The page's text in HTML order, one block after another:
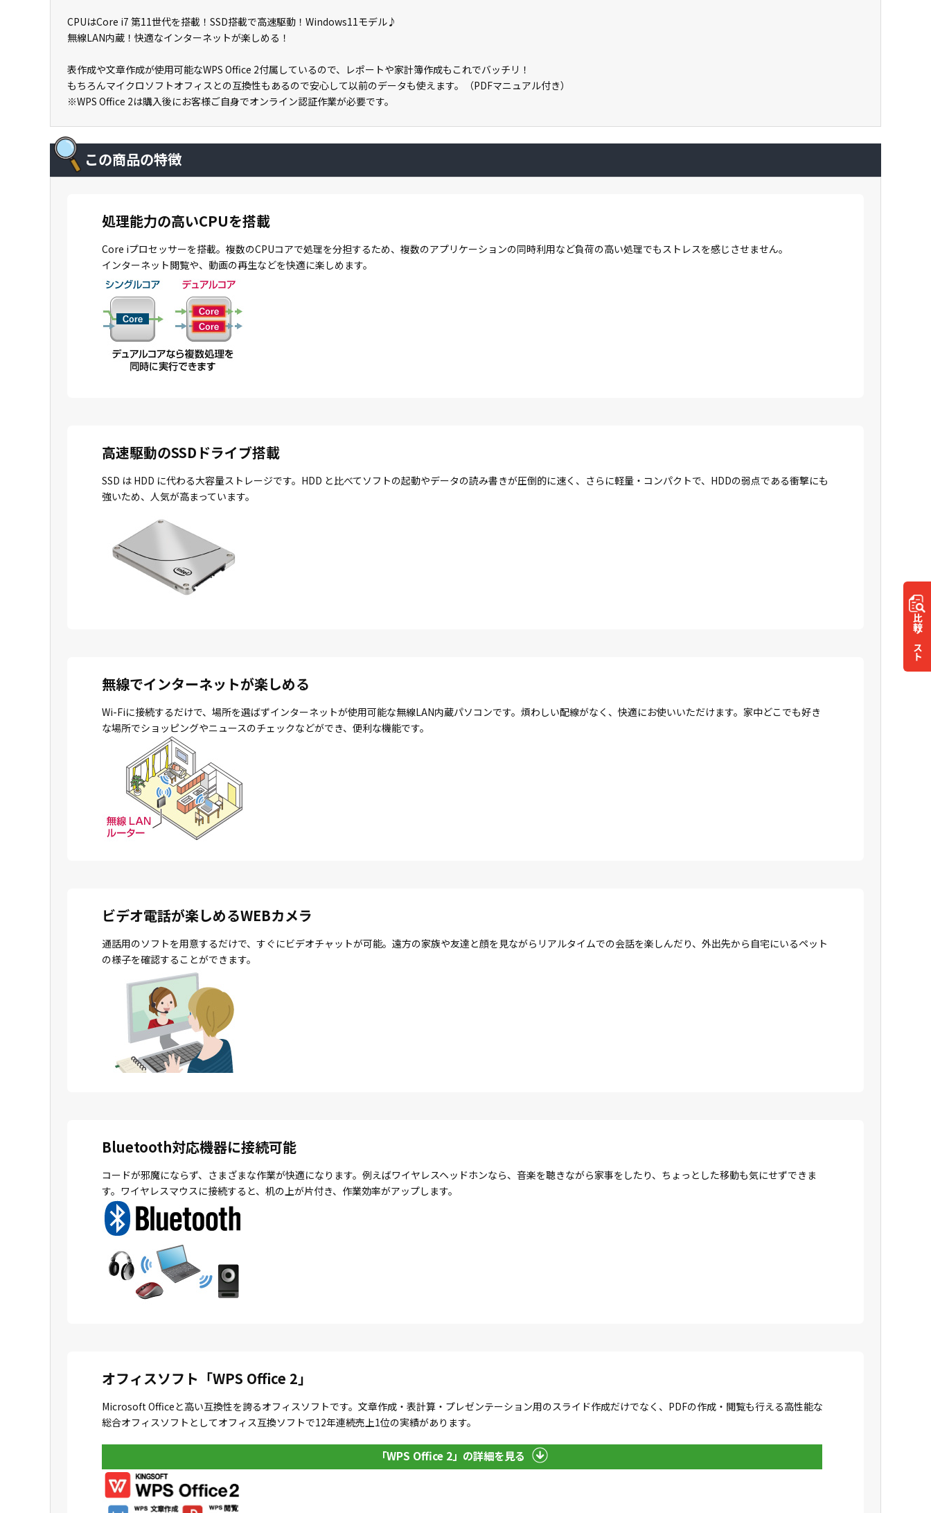
比較
リスト
CPUはCore i7 第11世代を搭載！SSD搭載で高速駆動！Windows11モデル♪
無線LAN内蔵！快適なインターネットが楽しめる！
表作成や文章作成が使用可能なWPS Office 2付属しているので、レポートや家計簿作成もこれでバッチリ！
もちろんマイクロソフトオフィスとの互換性もあるので安心して以前のデータも使えます。（PDFマニュアル付き）
※WPS Office 2は購入後にお客様ご自身でオンライン認証作業が必要です。
この商品の特徴
処理能力の高いCPUを搭載
Core iプロセッサーを搭載。複数のCPUコアで処理を分担するため、複数のアプリケーションの同時利用など負荷の高い処理でもストレスを感じさせません。
インターネット閲覧や、動画の再生などを快適に楽しめます。
高速駆動のSSDドライブ搭載
SSD は HDD に代わる大容量ストレージです。HDD と比べてソフトの起動やデータの読み書きが圧倒的に速く、さらに軽量・コンパクトで、HDDの弱点である衝撃にも
強いため、人気が高まっています。
無線でインターネットが楽しめる
Wi-Fiに接続するだけで、場所を選ばずインターネットが使用可能な無線LAN内蔵パソコンです。煩わしい配線がなく、快適にお使いいただけます。家中どこでも好き
な場所でショッピングやニュースのチェックなどができ、便利な機能です。
ビデオ電話が楽しめるWEBカメラ
通話用のソフトを用意するだけで、すぐにビデオチャットが可能。遠方の家族や友達と顔を見ながらリアルタイムでの会話を楽しんだり、外出先から自宅にいるペット
の様子を確認することができます。
Bluetooth対応機器に接続可能
コードが邪魔にならず、さまざまな作業が快適になります。例えばワイヤレスヘッドホンなら、音楽を聴きながら家事をしたり、ちょっとした移動も気にせずできま
す。ワイヤレスマウスに接続すると、机の上が片付き、作業効率がアップします。
オフィスソフト「WPS Office 2」
Microsoft Officeと高い互換性を誇るオフィスソフトです。文章作成・表計算・プレゼンテーション用のスライド作成だけでなく、PDFの作成・閲覧も行える高性能な
総合オフィスソフトとしてオフィス互換ソフトで12年連続売上1位の実績があります。
「WPS Office 2」の詳細を見る